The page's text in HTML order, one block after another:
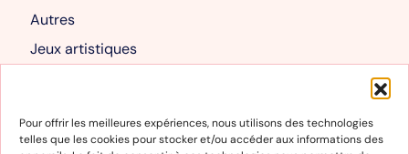
Pour offrir les meilleures expériences, nous utilisons des technologies
telles que les cookies pour stocker et/ou accéder aux informations des
Autres
Jeux artistiques
Mon compte